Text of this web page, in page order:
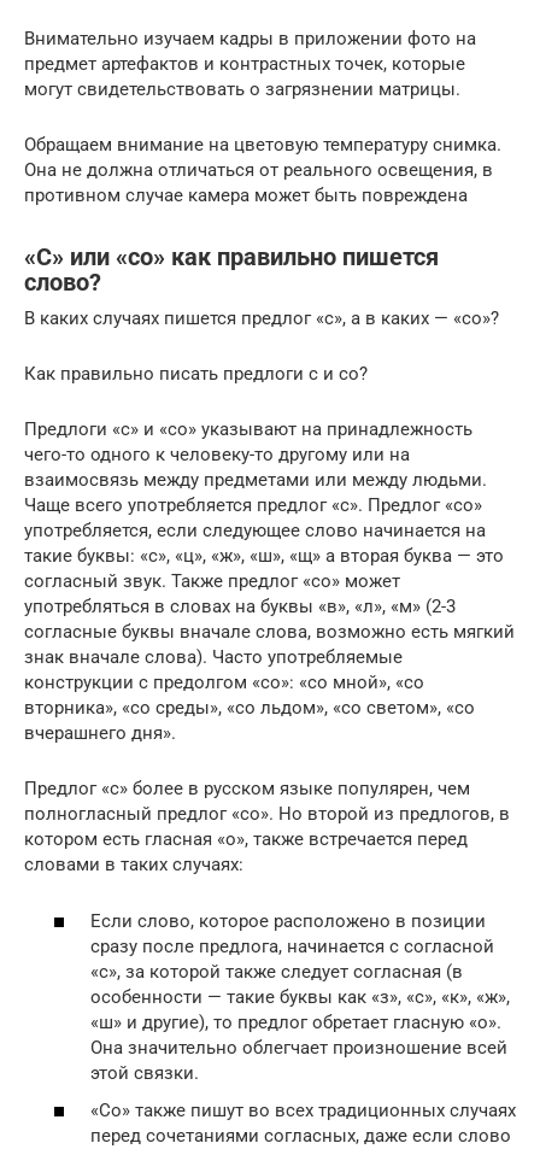
Внимательно изучаем кадры в приложении фото на
предмет артефактов и контрастных точек, которые
могут свидетельствовать о загрязнении матрицы.
Обращаем внимание на цветовую температуру снимка.
Она не должна отличаться от реального освещения, в
противном случае камера может быть повреждена
«С» или «со» как правильно пишется
слово?
В каких случаях пишется предлог «с», а в каких — «со»?
Как правильно писать предлоги с и со?
Предлоги «с» и «со» указывают на принадлежность
чего-то одного к человеку-то другому или на
взаимосвязь между предметами или между людьми.
Чаще всего употребляется предлог «с». Предлог «со»
употребляется, если следующее слово начинается на
такие буквы: «с», «ц», «ж», «ш», «щ» а вторая буква — это
согласный звук. Также предлог «со» может
употребляться в словах на буквы «в», «л», «м» (2-3
согласные буквы вначале слова, возможно есть мягкий
знак вначале слова). Часто употребляемые
конструкции с предолгом «со»: «со мной», «со
вторника», «со среды», «со льдом», «со светом», «со
вчерашнего дня».
Предлог «с» более в русском языке популярен, чем
полногласный предлог «со». Но второй из предлогов, в
котором есть гласная «о», также встречается перед
словами в таких случаях:
Если слово, которое расположено в позиции
сразу после предлога, начинается с согласной
«с», за которой также следует согласная (в
особенности — такие буквы как «з», «с», «к», «ж»,
«ш» и другие), то предлог обретает гласную «о».
Она значительно облегчает произношение всей
этой связки.
«Со» также пишут во всех традиционных случаях
перед сочетаниями согласных, даже если слово